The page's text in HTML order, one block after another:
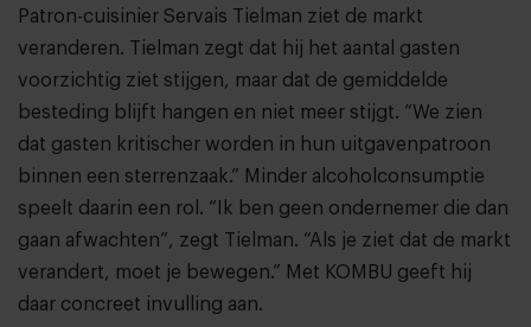
Patron-cuisinier Servais Tielman ziet de markt
veranderen. Tielman zegt dat hij het aantal gasten
voorzichtig ziet stijgen, maar dat de gemiddelde
besteding blijft hangen en niet meer stijgt. “We zien
dat gasten kritischer worden in hun uitgavenpatroon
binnen een sterrenzaak.” Minder alcoholconsumptie
speelt daarin een rol. “Ik ben geen ondernemer die dan
gaan afwachten”, zegt Tielman. “Als je ziet dat de markt
verandert, moet je bewegen.” Met KOMBU geeft hij
daar concreet invulling aan.